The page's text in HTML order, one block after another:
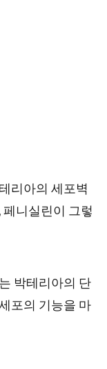
리아의 세포벽
니실린이 그렇
박테리아의 단
포의 기능을 마